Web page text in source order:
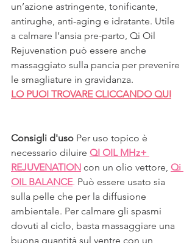
un’azione astringente, tonificante,
antirughe, anti-aging e idratante. Utile
a calmare l’ansia pre-parto, Qi Oil
Rejuvenation può essere anche
massaggiato sulla pancia per prevenire
le smagliature in gravidanza.
LO PUOI TROVARE CLICCANDO QUI
Consigli d'uso Per uso topico è
necessario diluire QI OIL MHz+
REJUVENATION con un olio vettore, Qi
OIL BALANCE. Può essere usato sia
sulla pelle che per la diffusione
ambientale. Per calmare gli spasmi
dovuti al ciclo, basta massaggiare una
buona quantità sul ventre con un